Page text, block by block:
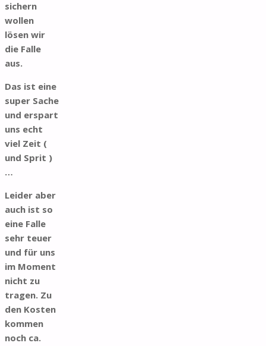
sichern
wollen
lösen wir
die Falle
aus.
Das ist eine
super Sache
und erspart
uns echt
viel Zeit (
und Sprit )
…
Leider aber
auch ist so
eine Falle
sehr teuer
und für uns
im Moment
nicht zu
tragen. Zu
den Kosten
kommen
noch ca.